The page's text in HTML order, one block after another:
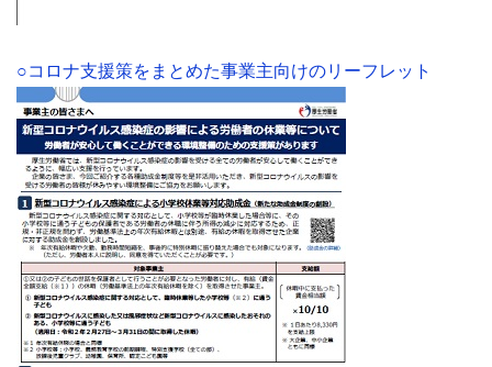
○コロナ支援策をまとめた事業主向けのリーフレット